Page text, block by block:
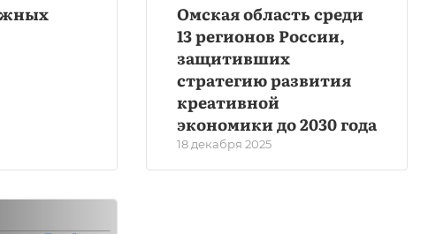
Омская область среди
13 регионов России,
защитивших
стратегию развития
креативной
экономики до 2030 года
18 декабря 2025